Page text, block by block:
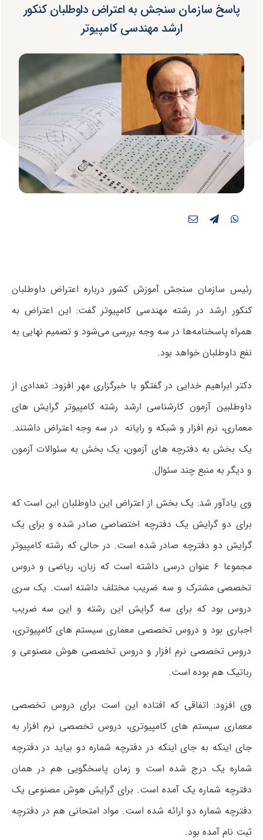
پاسخ سازمان سنجش به اعتراض داوطلبان کنکور
ارشد مهندسی کامپیوتر
رئیس سازمان سنجش آموزش کشور درباره اعتراض داوطلبان
کنکور ارشد در رشته مهندسی کامپیوتر گفت: این اعتراض به
همراه پاسخنامه‌ها در سه وجه بررسی می‌شود و تصمیم نهایی به
نفع داوطلبان خواهد بود.
دکتر ابراهیم خدایی در گفتگو با خبرگزاری مهر افزود: تعدادی از
داوطلبین آزمون کارشناسی ارشد رشته کامپیوتر گرایش های
معماری، نرم افزار و شبکه و رایانه در سه وجه اعتراض داشتند.
یک بخش به دفترچه های آزمون، یک بخش به سئوالات آزمون
و دیگر به منبع چند سئوال.
وی یادآور شد: یک بخش از اعتراض این داوطلبان این است که
برای دو گرایش یک دفترچه اختصاصی صادر شده و برای یک
گرایش دو دفترچه صادر شده است. در حالی که رشته کامپیوتر
مجموعا ۶ عنوان درسی داشته است که زبان، ریاضی و دروس
تخصصی مشترک و سه ضریب مختلف داشته است. یک سری
دروس بود که برای سه گرایش این رشته و این سه ضریب
اجباری بود و دروس تخصصی معماری سیستم های کامپیوتری،
دروس تخصصی نرم افزار و دروس تخصصی هوش مصنوعی و
رباتیک هم بوده است.
وی افزود: اتفاقی که افتاده این است برای دروس تخصصی
معماری سیستم های کامپیوتری، دروس تخصصی نرم افزار به
جای اینکه به جای اینکه در دفترچه شماره دو بیاید در دفترچه
شماره یک درج شده است و زمان پاسخگویی هم در همان
دفترچه شماره یک آمده است. برای گرایش هوش مصنوعی یک
دفترچه شماره دو ارائه شده است. مواد امتحانی هم در دفترچه
ثبت نام آمده بود.